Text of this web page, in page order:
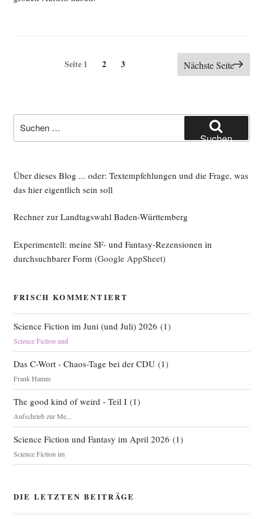
Seitennummerierung
Seite1 Seite
2 Seite
3 Nächste Seite
nach:
Suchen
Über dieses Blog ... oder: Textempfehlungen und die Frage, was
das hier eigentlich sein soll
Rechner zur Landtagswahl Baden-Württemberg
Experimentell: meine SF- und Fantasy-Rezensionen in
durchsuchbarer Form (Google AppSheet)
FRISCH KOMMENTIERT
Science Fiction im Juni (und Juli) 2026 (1)
Science Fiction und
Das C-Wort - Chaos-Tage bei der CDU(1)
Frank Hamm
The good kind of weird - Teil I(1)
Aufschrieb zur Me...
Science Fiction und Fantasy im April 2026 (1)
Science Fiction im
DIE LETZTEN BEITRÄGE